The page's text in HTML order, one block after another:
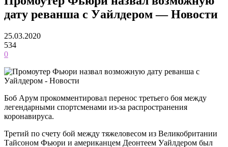
дату реванша с Уайлдером — Новости
25.03.2020
534
0
Боб Арум прокомментировал перенос третьего боя между
легендарными спортсменами из-за распространения
коронавируса.
Третий по счету бой между тяжеловесом из Великобритании
Тайсоном Фьюри и американцем Деонтеем Уайлдером был